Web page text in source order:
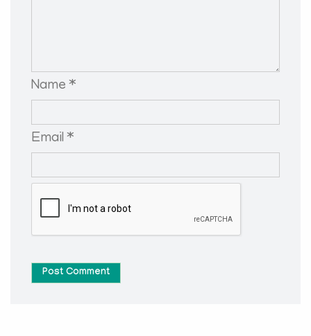
Name *
Email *
Post Comment